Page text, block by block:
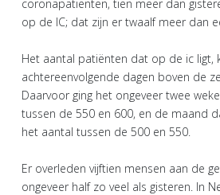
coronapatiënten, tien meer dan
op de IC; dat zijn er twaalf meer dan
Het aantal patiënten dat op de ic ligt,
achtereenvolgende dagen boven de
Daarvoor ging het ongeveer twee
tussen de 550 en 600, en de maand
het aantal tussen de 500 en 550.
Er overleden vijftien mensen aan de
ongeveer half zo veel als gisteren. In